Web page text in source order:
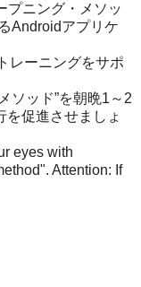
プニング・メソッ
Androidアプリケ
レーニングをサポ
ソッド”を朝晩1～2
促進させましょ
eyes with
Attention: If